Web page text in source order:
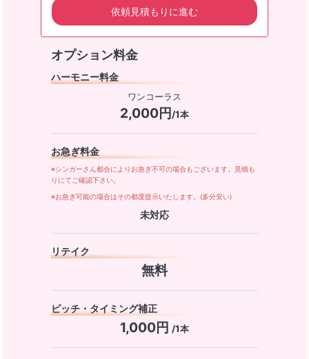
依頼見積もりに進む
オプション料金
ハーモニー料金
ワンコーラス
2,000円/1本
お急ぎ料金
※シンガーさん都合によりお急ぎ不可の場合もございます。見積も
りにてご確認下さい。
※お急ぎ可能の場合はその都度提示いたします。(多分安い)
未対応
リテイク
無料
ピッチ・タイミング補正
1,000円 /1本